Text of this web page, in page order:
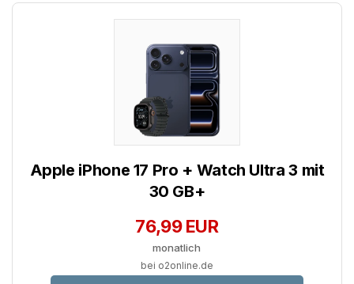
Apple iPhone 17 Pro + Watch Ultra 3 mit
30 GB+
76,99 EUR
monatlich
bei o2online.de